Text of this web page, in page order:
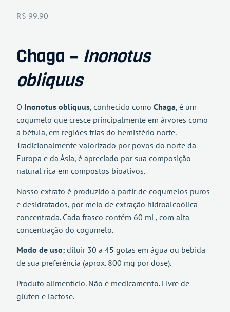
R$ 99.90
Chaga – Inonotus
obliquus
O Inonotus obliquus, conhecido como Chaga, é um
cogumelo que cresce principalmente em árvores como
a bétula, em regiões frias do hemisfério norte.
Tradicionalmente valorizado por povos do norte da
Europa e da Ásia, é apreciado por sua composição
natural rica em compostos bioativos.
Nosso extrato é produzido a partir de cogumelos puros
e desidratados, por meio de extração hidroalcoólica
concentrada. Cada frasco contém 60 mL, com alta
concentração do cogumelo.
Modo de uso: diluir 30 a 45 gotas em água ou bebida
de sua preferência (aprox. 800 mg por dose).
Produto alimentício. Não é medicamento. Livre de
glúten e lactose.